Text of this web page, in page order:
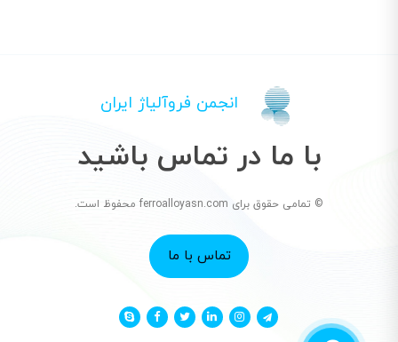
انجمن فروآلیاژ ایران
با ما در تماس باشید
© تمامی حقوق برای ferroalloyasn.com محفوظ است.
تماس با ما